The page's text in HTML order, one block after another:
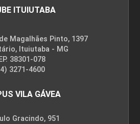
ITUIUTABA
Magalhães Pinto, 1397
Ituiutaba - MG
38301-078
3271-4600
VILA GÁVEA
Gracindo, 951